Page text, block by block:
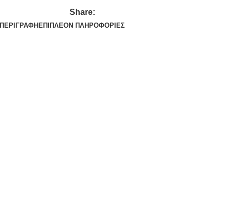
Share:
ΠΕΡΙΓΡΑΦΉ ΕΠΙΠΛΈΟΝ ΠΛΗΡΟΦΟΡΊΕΣ